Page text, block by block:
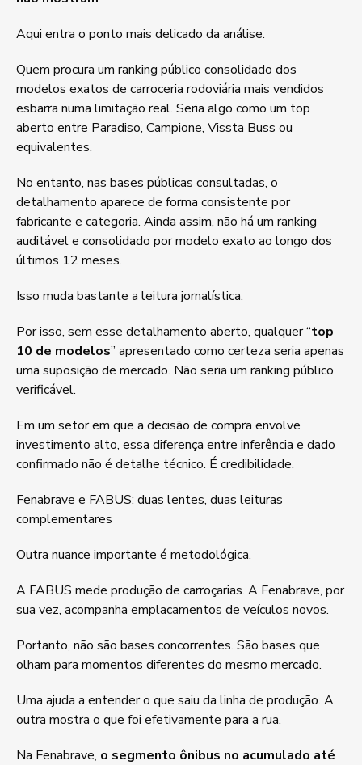
Aqui entra o ponto mais delicado da análise.
Quem procura um ranking público consolidado dos
modelos exatos de carroceria rodoviária mais vendidos
esbarra numa limitação real. Seria algo como um top
aberto entre Paradiso, Campione, Vissta Buss ou
equivalentes.
No entanto, nas bases públicas consultadas, o
detalhamento aparece de forma consistente por
fabricante e categoria. Ainda assim, não há um ranking
auditável e consolidado por modelo exato ao longo dos
últimos 12 meses.
Isso muda bastante a leitura jornalística.
Por isso, sem esse detalhamento aberto, qualquer “top
10 de modelos” apresentado como certeza seria apenas
uma suposição de mercado. Não seria um ranking público
verificável.
Em um setor em que a decisão de compra envolve
investimento alto, essa diferença entre inferência e dado
confirmado não é detalhe técnico. É credibilidade.
Fenabrave e FABUS: duas lentes, duas leituras
complementares
Outra nuance importante é metodológica.
A FABUS mede produção de carroçarias. A Fenabrave, por
sua vez, acompanha emplacamentos de veículos novos.
Portanto, não são bases concorrentes. São bases que
olham para momentos diferentes do mesmo mercado.
Uma ajuda a entender o que saiu da linha de produção. A
outra mostra o que foi efetivamente para a rua.
Na Fenabrave, o segmento ônibus no acumulado até